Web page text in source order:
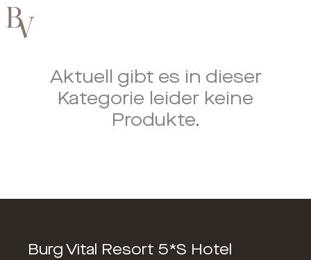
Aktuell gibt es in dieser
Kategorie leider keine
Produkte.
Burg Vital Resort 5*S Hotel